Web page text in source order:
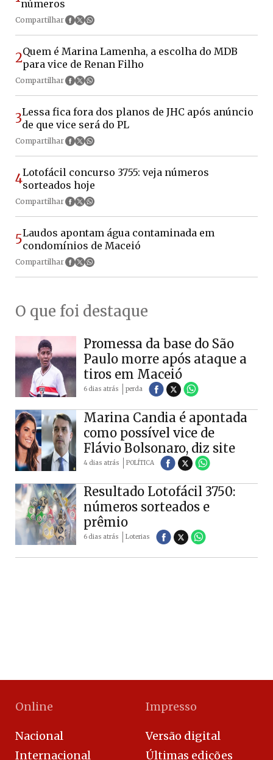
números
Compartilhar
2Quem é Marina Lamenha, a escolha do MDB
para vice de Renan Filho
Compartilhar
3Lessa fica fora dos planos de JHC após anúncio
de que vice será do PL
Compartilhar
4Lotofácil concurso 3755: veja números
sorteados hoje
Compartilhar
5Laudos apontam água contaminada em
condomínios de Maceió
Compartilhar
O que foi destaque
Promessa da base do São
Paulo morre após ataque a
tiros em Maceió
6 dias atrás perda
Marina Candia é apontada
como possível vice de
Flávio Bolsonaro, diz site
4 dias atrás POLÍTICA
Resultado Lotofácil 3750:
números sorteados e
prêmio
6 dias atrás Loterias
Online
Nacional
Internacional
Impresso
Versão digital
Últimas edições